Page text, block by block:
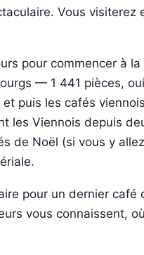
Vous visiterez
pour commencer à
— 1 441 pièces,
puis les cafés
les Viennois depuis
de Noël (si vous y
pour un dernier café
vous connaissent,